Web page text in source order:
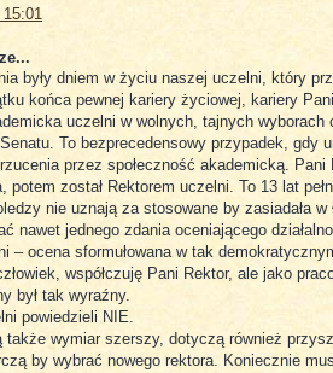
były dniem w życiu naszej uczelni, który
końca pewnej kariery życiowej, kariery
uczelni w wolnych, tajnych wyborach
Senatu. To bezprecedensowy przypadek, gdy
przez społeczność akademicką. Pani
potem został Rektorem uczelni. To 13 lat
nie uznają za stosowane by zasiadała w
nawet jednego zdania oceniającego
– ocena sformułowana w tak
współczuję Pani Rektor, ale jako
był tak wyraźny.
powiedzieli NIE.
także wymiar szerszy, dotyczą również
by wybrać nowego rektora. Koniecznie